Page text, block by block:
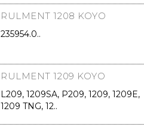
RULMENT 1208 KOYO
235954.0..
RULMENT 1209 KOYO
L209, 1209SA, P209, 1209, 1209E,
1209 TNG, 12..